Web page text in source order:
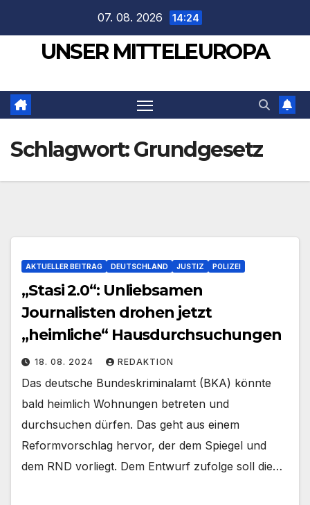
springen
07. 08. 2026 14:24
UNSER MITTELEUROPA
Schlagwort:Grundgesetz
AKTUELLER BEITRAG DEUTSCHLAND JUSTIZ POLIZEI
„Stasi 2.0“: Unliebsamen
Journalisten drohen jetzt
„heimliche“ Hausdurchsuchungen
18. 08. 2024 REDAKTION
Das deutsche Bundeskriminalamt (BKA) könnte
bald heimlich Wohnungen betreten und
durchsuchen dürfen. Das geht aus einem
Reformvorschlag hervor, der dem Spiegel und
dem RND vorliegt. Dem Entwurf zufolge soll die…